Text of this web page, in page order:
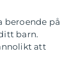
beroende på
barn.
att